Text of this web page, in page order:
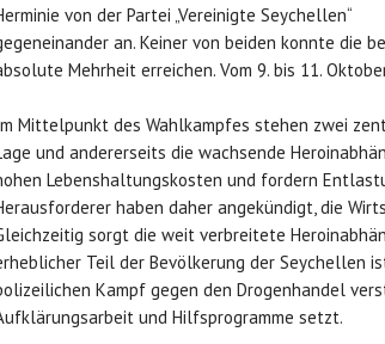
von der Partei „Vereinigte Seychellen“
an. Keiner von beiden konnte die
Mehrheit erreichen. Vom 9. bis 11.
Mittelpunkt des Wahlkampfes stehen zwei
und andererseits die wachsende
Lebenshaltungskosten und fordern
haben daher angekündigt, die
sorgt die weit verbreitete
Teil der Bevölkerung der Seychellen
Kampf gegen den Drogenhandel
und Hilfsprogramme setzt.